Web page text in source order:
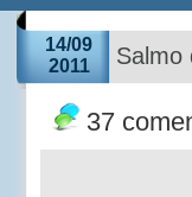
14/09
2011
Salmo
37